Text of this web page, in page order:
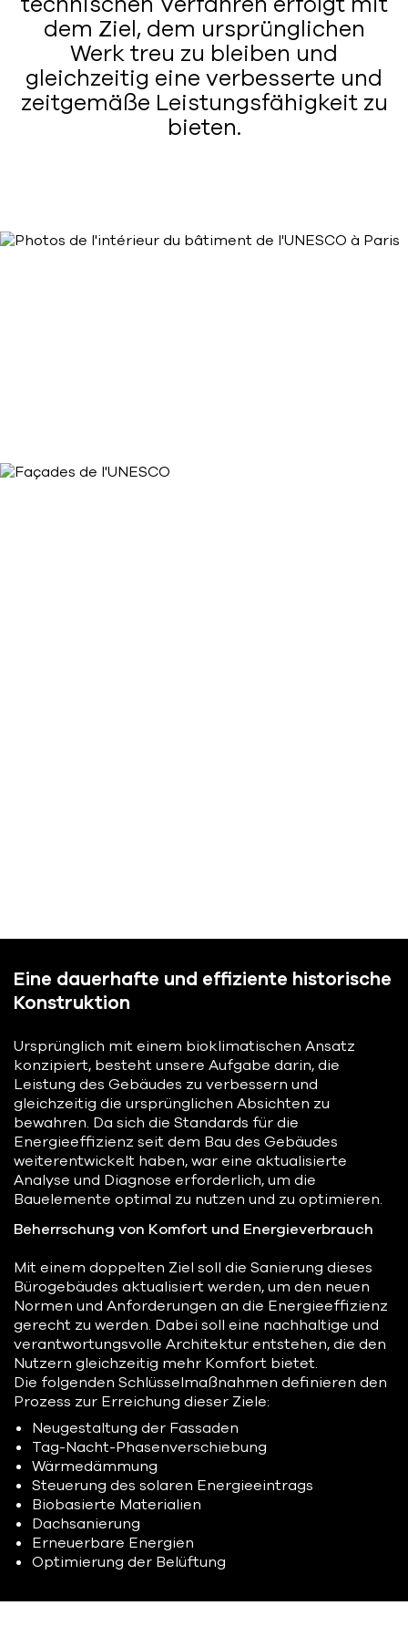
dem Ziel, dem ursprünglichen
Werk treu zu bleiben und
gleichzeitig eine verbesserte und
zeitgemäße Leistungsfähigkeit zu
bieten.
Eine dauerhafte und effiziente historische
Konstruktion
Ursprünglich mit einem bioklimatischen Ansatz
konzipiert, besteht unsere Aufgabe darin, die
Leistung des Gebäudes zu verbessern und
gleichzeitig die ursprünglichen Absichten zu
bewahren. Da sich die Standards für die
Energieeffizienz seit dem Bau des Gebäudes
weiterentwickelt haben, war eine aktualisierte
Analyse und Diagnose erforderlich, um die
Bauelemente optimal zu nutzen und zu optimieren.
Beherrschung von Komfort und Energieverbrauch
Mit einem doppelten Ziel soll die Sanierung dieses
Bürogebäudes aktualisiert werden, um den neuen
Normen und Anforderungen an die Energieeffizienz
gerecht zu werden. Dabei soll eine nachhaltige und
verantwortungsvolle Architektur entstehen, die den
Nutzern gleichzeitig mehr Komfort bietet.
Die folgenden Schlüsselmaßnahmen definieren den
Prozess zur Erreichung dieser Ziele:
Neugestaltung der Fassaden
Tag-Nacht-Phasenverschiebung
Wärmedämmung
Steuerung des solaren Energieeintrags
Biobasierte Materialien
Dachsanierung
Erneuerbare Energien
Optimierung der Belüftung